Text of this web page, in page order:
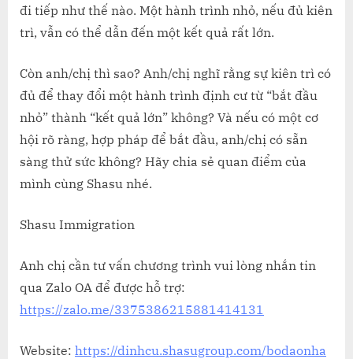
đi tiếp như thế nào. Một hành trình nhỏ, nếu đủ kiên
trì, vẫn có thể dẫn đến một kết quả rất lớn.
Còn anh/chị thì sao? Anh/chị nghĩ rằng sự kiên trì có
đủ để thay đổi một hành trình định cư từ “bắt đầu
nhỏ” thành “kết quả lớn” không? Và nếu có một cơ
hội rõ ràng, hợp pháp để bắt đầu, anh/chị có sẵn
sàng thử sức không? Hãy chia sẻ quan điểm của
mình cùng Shasu nhé.
Shasu Immigration
Anh chị cần tư vấn chương trình vui lòng nhắn tin
qua Zalo OA để được hỗ trợ:
https://zalo.me/3375386215881414131
Website: https://dinhcu.shasugroup.com/bodaonha